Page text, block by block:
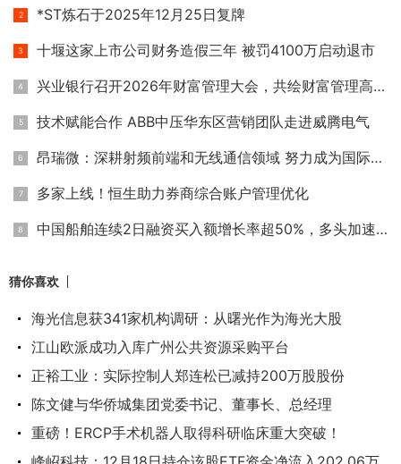
*ST炼石于2025年12月25日复牌
十堰这家上市公司财务造假三年 被罚4100万启动退市
兴业银行召开2026年财富管理大会，共绘财富管理高质量发展新蓝
技术赋能合作 ABB中压华东区营销团队走进威腾电气
昂瑞微：深耕射频前端和无线通信领域 努力成为国际一流集成电
多家上线！恒生助力券商综合账户管理优化
中国船舶连续2日融资买入额增长率超50%，多头加速建仓
猜你喜欢
海光信息获341家机构调研：从曙光作为海光大股
江山欧派成功入库广州公共资源采购平台
正裕工业：实际控制人郑连松已减持200万股股份
陈文健与华侨城集团党委书记、董事长、总经理
重磅！ERCP手术机器人取得科研临床重大突破！